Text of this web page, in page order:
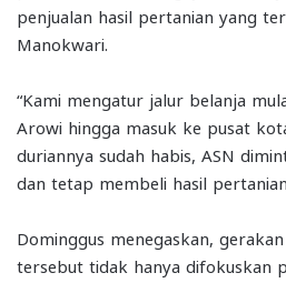
penjualan hasil pertanian yang
Manokwari.
“Kami mengatur jalur belanja
Arowi hingga masuk ke pusat
duriannya sudah habis, ASN
dan tetap membeli hasil
Dominggus menegaskan,
tersebut tidak hanya difokuskan